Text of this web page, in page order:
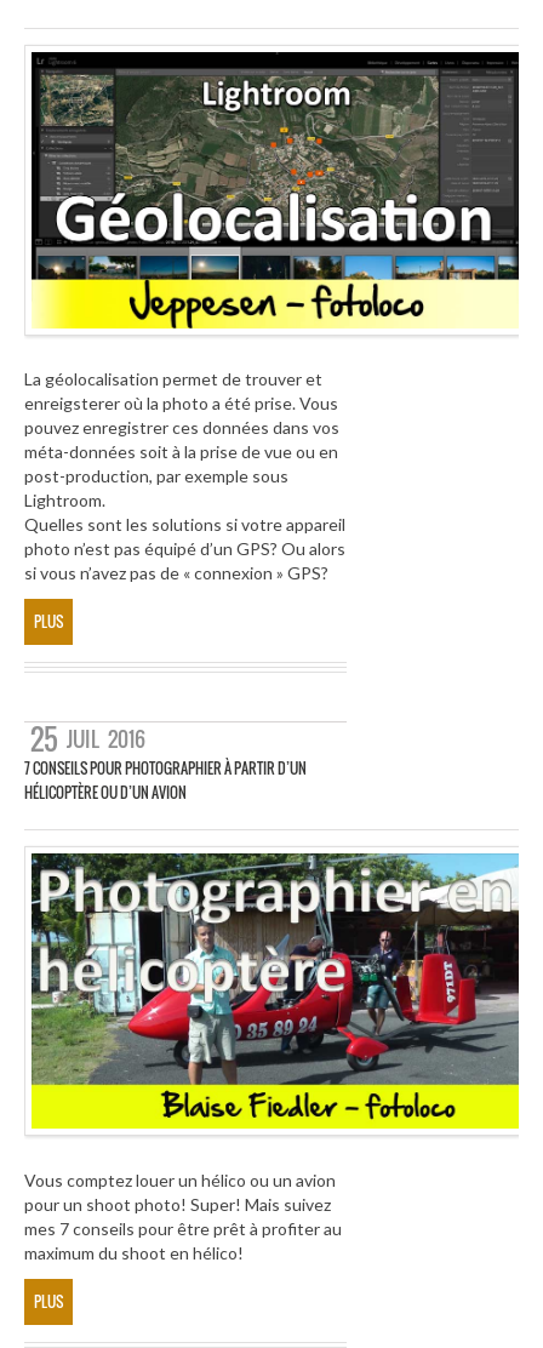
La géolocalisation permet de trouver et
enreigsterer où la photo a été prise. Vous
pouvez enregistrer ces données dans vos
méta-données soit à la prise de vue ou en
post-production, par exemple sous
Lightroom.
Quelles sont les solutions si votre appareil
photo n’est pas équipé d’un GPS? Ou alors
si vous n’avez pas de « connexion » GPS?
PLUS
25 JUIL 2016
7 CONSEILS POUR PHOTOGRAPHIER À PARTIR D’UN
HÉLICOPTÈRE OU D’UN AVION
Vous comptez louer un hélico ou un avion
pour un shoot photo! Super! Mais suivez
mes 7 conseils pour être prêt à profiter au
maximum du shoot en hélico!
PLUS